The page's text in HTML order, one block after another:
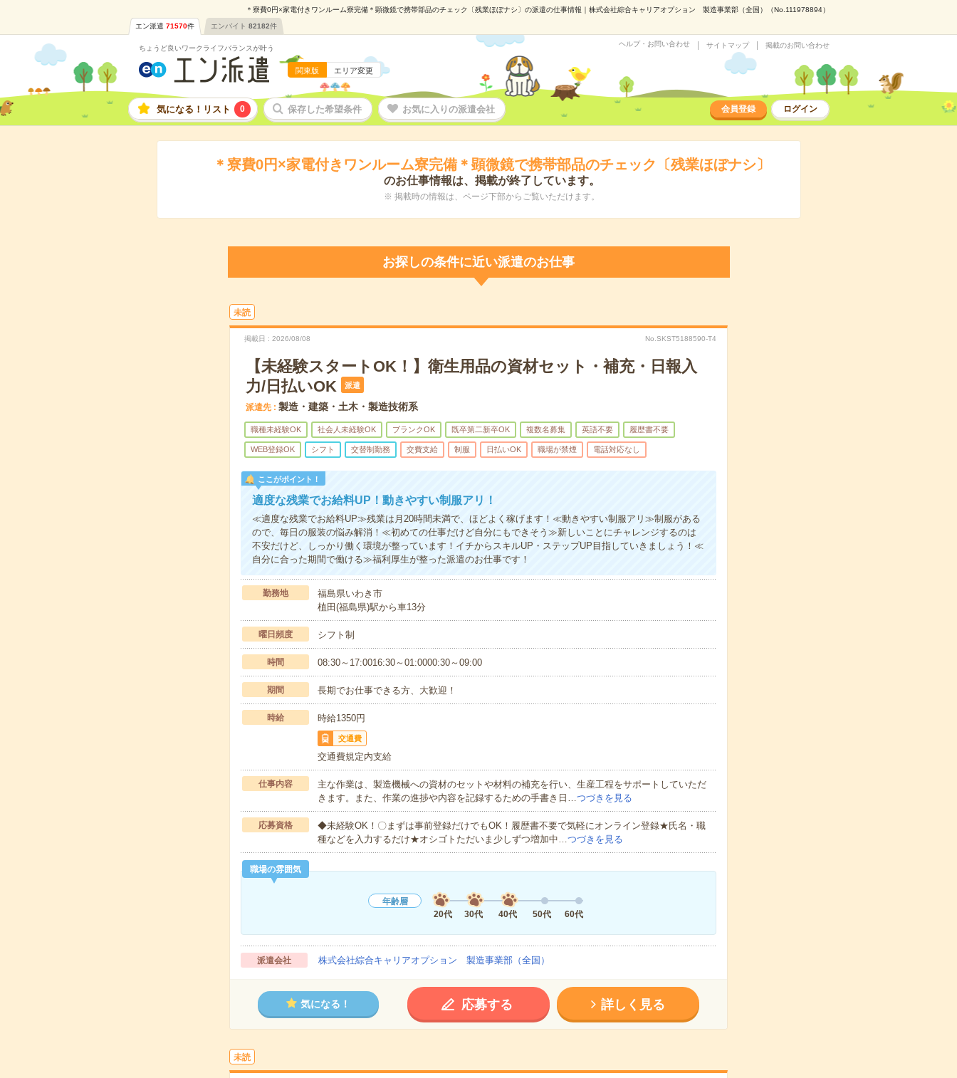
＊寮費0円×家電付きワンルーム寮完備＊顕微鏡で携帯部品のチェック〔残業ほぼナシ〕の派遣の仕事情報｜株式会社綜合キャリアオプション 製造事業部（全国）（No.111978894）
エン派遣 71570件 エンバイト 82182件
ちょうど良いワークライフバランスが叶う
関東版 エリア変更
ヘルプ・お問い合わせ サイトマップ 掲載のお問い合わせ
気になる！リスト 0 保存した希望条件 お気に入りの派遣会社 会員登録 ログイン
＊寮費0円×家電付きワンルーム寮完備＊顕微鏡で携帯部品のチェック〔残業ほぼナシ〕
のお仕事情報は、掲載が終了しています。
※ 掲載時の情報は、ページ下部からご覧いただけます。
お探しの条件に近い派遣のお仕事
未読
掲載日 2026/08/08 No.SKST5188590-T4
【未経験スタートOK！】衛生用品の資材セット・補充・日報入
力/日払いOK
派遣
派遣先 製造・建築・土木・製造技術系
職種未経験OK 社会人未経験OK ブランクOK 既卒第二新卒OK 複数名募集 英語不要 履歴書不要
WEB登録OK シフト 交替制勤務 交費支給 制服 日払いOK 職場が禁煙 電話対応なし
ここがポイント！
適度な残業でお給料UP！動きやすい制服アリ！
≪適度な残業でお給料UP≫残業は月20時間未満で、ほどよく稼げます！≪動きやすい制服アリ≫制服がある
ので、毎日の服装の悩み解消！≪初めての仕事だけど自分にもできそう≫新しいことにチャレンジするのは
不安だけど、しっかり働く環境が整っています！イチからスキルUP・ステップUP目指していきましょう！≪
自分に合った期間で働ける≫福利厚生が整った派遣のお仕事です！
勤務地
福島県いわき市
植田(福島県)駅から車13分
曜日頻度 シフト制
時間 08:30～17:0016:30～01:0000:30～09:00
期間 長期でお仕事できる方、大歓迎！
時給 時給1350円
交通費
交通費規定内支給
仕事内容
主な作業は、製造機械への資材のセットや材料の補充を行い、生産工程をサポートしていただ
きます。また、作業の進捗や内容を記録するための手書き日…つづきを見る
応募資格
◆未経験OK！〇まずは事前登録だけでもOK！履歴書不要で気軽にオンライン登録★氏名・職
種などを入力するだけ★オシゴトただいま少しずつ増加中…つづきを見る
職場の雰囲気
年齢層
20代
30代 40代 50代 60代
派遣会社 株式会社綜合キャリアオプション 製造事業部（全国）
気になる！ 応募する 詳しく見る
未読